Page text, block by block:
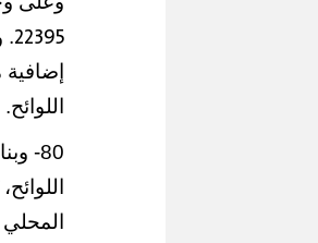
22395
.
اللوائح.
إقبال كبير ينعش سياحة اليوم